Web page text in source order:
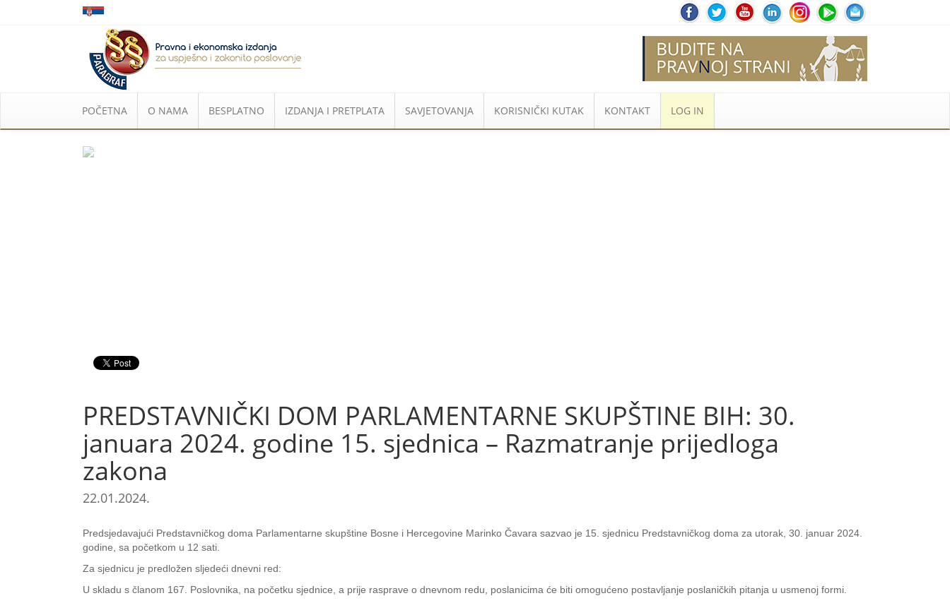
POČETNA O NAMA BESPLATNO IZDANJA I PRETPLATA SAVJETOVANJA KORISNIČKI KUTAK KONTAKT LOG IN
PREDSTAVNIČKI DOM PARLAMENTARNE SKUPŠTINE BIH: 30.
januara 2024. godine 15. sjednica – Razmatranje prijedloga
zakona
22.01.2024.
Predsjedavajući Predstavničkog doma Parlamentarne skupštine Bosne i Hercegovine Marinko Čavara sazvao je 15. sjednicu Predstavničkog doma za utorak, 30. januar 2024.
godine, sa početkom u 12 sati.
Za sjednicu je predložen sljedeći dnevni red:
U skladu s članom 167. Poslovnika, na početku sjednice, a prije rasprave o dnevnom redu, poslanicima će biti omogućeno postavljanje poslaničkih pitanja u usmenoj formi.